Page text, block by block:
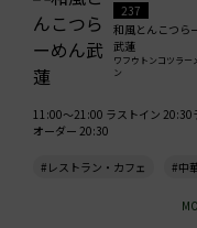
237
和風とんこつら
武蓮
ワフウトンコツラー
ン
11:00～21:00 ラストイン 20:30
オーダー 20:30
#レストラン・カフェ #中